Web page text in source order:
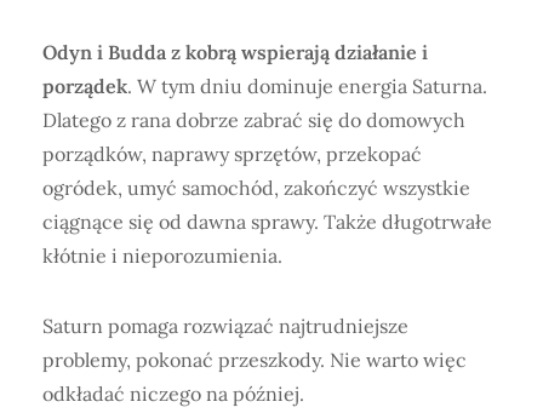
Odyn i Budda z kobrą wspierają działanie i
porządek. W tym dniu dominuje energia Saturna.
Dlatego z rana dobrze zabrać się do domowych
porządków, naprawy sprzętów, przekopać
ogródek, umyć samochód, zakończyć wszystkie
ciągnące się od dawna sprawy. Także długotrwałe
kłótnie i nieporozumienia.
Saturn pomaga rozwiązać najtrudniejsze
problemy, pokonać przeszkody. Nie warto więc
odkładać niczego na później.